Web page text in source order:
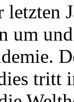
um
tritt